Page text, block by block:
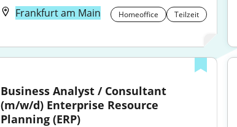
Frankfurt am Main
Homeoffice Teilzeit
Business Analyst / Consultant
(m/w/d) Enterprise Resource
Planning (ERP)